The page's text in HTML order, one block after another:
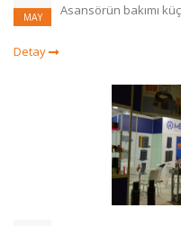
MAY Asansörün bakımı
Detay